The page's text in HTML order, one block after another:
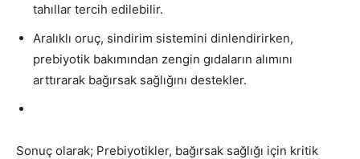
tahıllar tercih edilebilir.
Aralıklı oruç, sindirim sistemini dinlendirirken,
prebiyotik bakımından zengin gıdaların alımını
arttırarak bağırsak sağlığını destekler.
Sonuç olarak; Prebiyotikler, bağırsak sağlığı için kritik